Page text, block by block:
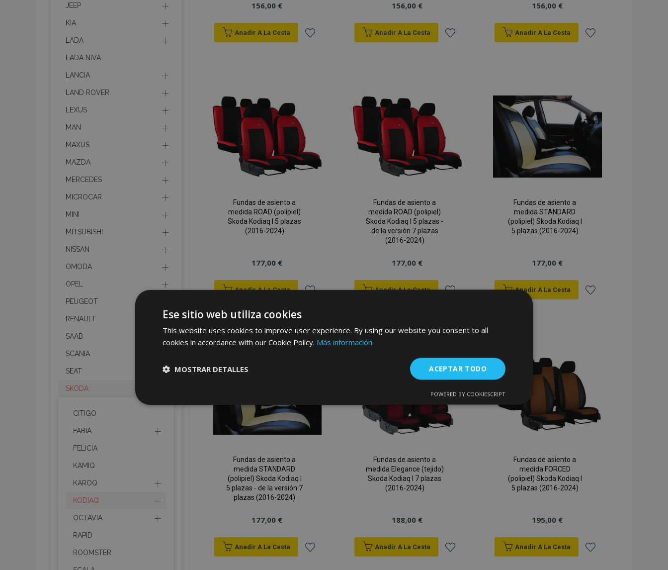
156,00 €
Anadir A La Cesta
Deseos
156,00 €
Anadir A La Cesta
Deseos
156,00 €
Anadir A La Cesta
de
Deseos
Fundas de asiento a
medida ROAD (polipiel)
Skoda Kodiaq I 5 plazas
(2016-2024)
177,00 €
Anadir A La Cesta
a la
Lista
Fundas de asiento a
medida ROAD (polipiel)
Skoda Kodiaq I 5 plazas -
de la versión 7 plazas
(2016-2024)
177,00 €
Anadir A La Cesta
a la
de
Fundas de asiento a
medida STANDARD
(polipiel) Skoda Kodiaq I
5 plazas (2016-2024)
177,00 €
Anadir A La Cesta
Deseos
Fundas de asiento a
medida STANDARD
(polipiel) Skoda Kodiaq I
5 plazas - de la versión 7
plazas (2016-2024)
177,00 €
Anadir A La Cesta
Fundas de asiento a
medida Elegance (tejido)
Skoda Kodiaq I 7 plazas
(2016-2024)
188,00 €
Anadir A La Cesta
Fundas de asiento a
medida FORCED
(polipiel) Skoda Kodiaq I
5 plazas (2016-2024)
195,00 €
Anadir A La Cesta
JEEP
KIA
LADA
LADA NIVA
LANCIA
LAND ROVER
LEXUS
MAN
MAXUS
MAZDA
MERCEDES
MICROCAR
MINI
MITSUBISHI
NISSAN
OMODA
OPEL
PEUGEOT
RENAULT
SAAB
SCANIA
SEAT
SKODA
CITIGO
FABIA
FELICIA
KAMIQ
KAROQ
KODIAQ
OCTAVIA
RAPID
ROOMSTER
Ese sitio web utiliza cookies
This website uses cookies to improve user experience. By using our website you consent to all
cookies in accordance with our Cookie Policy. Más información
ACEPTAR TODO
MOSTRAR DETALLES
estrictamente
rendimiento
preferencias
Cookies de
funcionalidad
Cookies estrictamente necesarias
Cookies de preferencias
Strictly necessary cookies allow core website functionality such as user login and account management. The website cannot
be used properly without strictly necessary cookies.
Proveedor
Dominio
Vencimiento Descripción
POWERED BY COOKIESCRIPT